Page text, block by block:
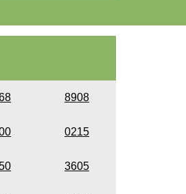
8908
0215
3605